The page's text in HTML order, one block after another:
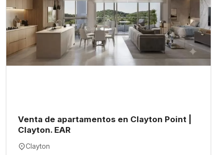
Venta de apartamentos en Clayton Point |
Clayton. EAR
Clayton